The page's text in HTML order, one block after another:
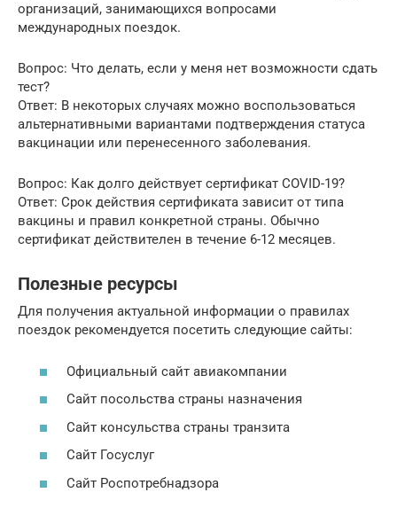
организаций, занимающихся вопросами
международных поездок.
Вопрос: Что делать, если у меня нет возможности сдать
тест?
Ответ: В некоторых случаях можно воспользоваться
альтернативными вариантами подтверждения статуса
вакцинации или перенесенного заболевания.
Вопрос: Как долго действует сертификат COVID-19?
Ответ: Срок действия сертификата зависит от типа
вакцины и правил конкретной страны. Обычно
сертификат действителен в течение 6-12 месяцев.
Полезные ресурсы
Для получения актуальной информации о правилах
поездок рекомендуется посетить следующие сайты:
Официальный сайт авиакомпании
Сайт посольства страны назначения
Сайт консульства страны транзита
Сайт Госуслуг
Сайт Роспотребнадзора